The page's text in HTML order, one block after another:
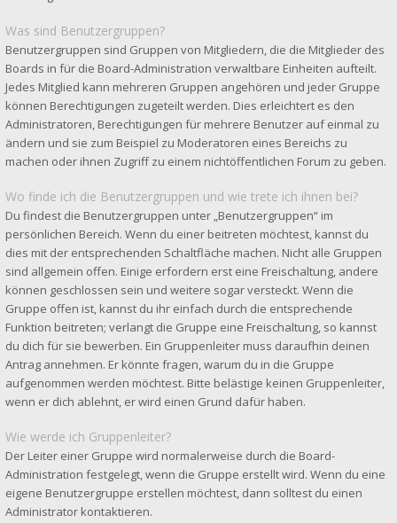
Was sind Benutzergruppen?
Benutzergruppen sind Gruppen von Mitgliedern, die die Mitglieder des
Boards in für die Board-Administration verwaltbare Einheiten aufteilt.
Jedes Mitglied kann mehreren Gruppen angehören und jeder Gruppe
können Berechtigungen zugeteilt werden. Dies erleichtert es den
Administratoren, Berechtigungen für mehrere Benutzer auf einmal zu
ändern und sie zum Beispiel zu Moderatoren eines Bereichs zu
machen oder ihnen Zugriff zu einem nichtöffentlichen Forum zu geben.
Wo finde ich die Benutzergruppen und wie trete ich ihnen bei?
Du findest die Benutzergruppen unter „Benutzergruppen“ im
persönlichen Bereich. Wenn du einer beitreten möchtest, kannst du
dies mit der entsprechenden Schaltfläche machen. Nicht alle Gruppen
sind allgemein offen. Einige erfordern erst eine Freischaltung, andere
können geschlossen sein und weitere sogar versteckt. Wenn die
Gruppe offen ist, kannst du ihr einfach durch die entsprechende
Funktion beitreten; verlangt die Gruppe eine Freischaltung, so kannst
du dich für sie bewerben. Ein Gruppenleiter muss daraufhin deinen
Antrag annehmen. Er könnte fragen, warum du in die Gruppe
aufgenommen werden möchtest. Bitte belästige keinen Gruppenleiter,
wenn er dich ablehnt, er wird einen Grund dafür haben.
Wie werde ich Gruppenleiter?
Der Leiter einer Gruppe wird normalerweise durch die Board-
Administration festgelegt, wenn die Gruppe erstellt wird. Wenn du eine
eigene Benutzergruppe erstellen möchtest, dann solltest du einen
Administrator kontaktieren.